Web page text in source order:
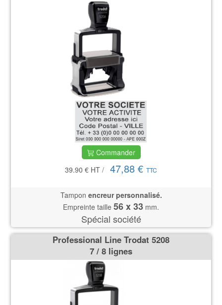
Commander
39.90 € HT / 47,88 € TTC
Tampon encreur personnalisé.
Empreinte taille 56 x 33 mm.
Spécial société
Professional Line Trodat 5208
7 / 8 lignes